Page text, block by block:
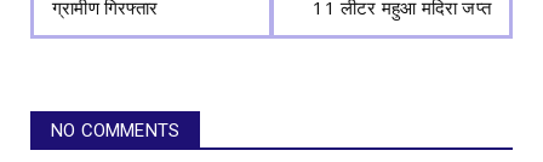
ग्रामीण गिरफ्तार 11 लीटर महुआ मदिरा जप्त
NO COMMENTS